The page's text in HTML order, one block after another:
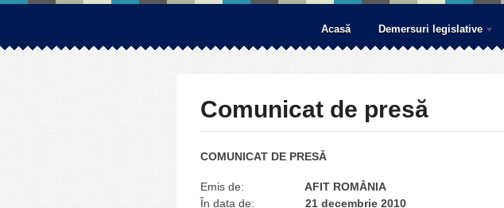
Acasă Demersuri legislative
Comunicat de presă
COMUNICAT DE PRESĂ
Emis de: AFIT ROMÂNIA
În data de: 21 decembrie 2010